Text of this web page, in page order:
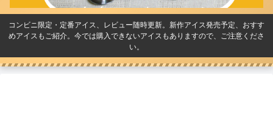
コンビニ限定・定番アイス、レビュー随時更新。新作アイス発売予定、おすす
めアイスもご紹介。今では購入できないアイスもありますので、ご注意くださ
い。